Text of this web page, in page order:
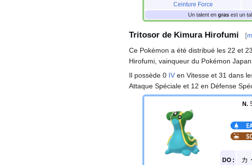
Ceinture Force
Un talent en grasest un
Tritosor de Kimura Hirofumi [
Ce Pokémon a été distribué les 22 et
Hirofumi, vainqueur du Pokémon
Il possède 0 IV en Vitesse et 31 dans
Attaque Spéciale et 12 en Défense
N.
DO : カ